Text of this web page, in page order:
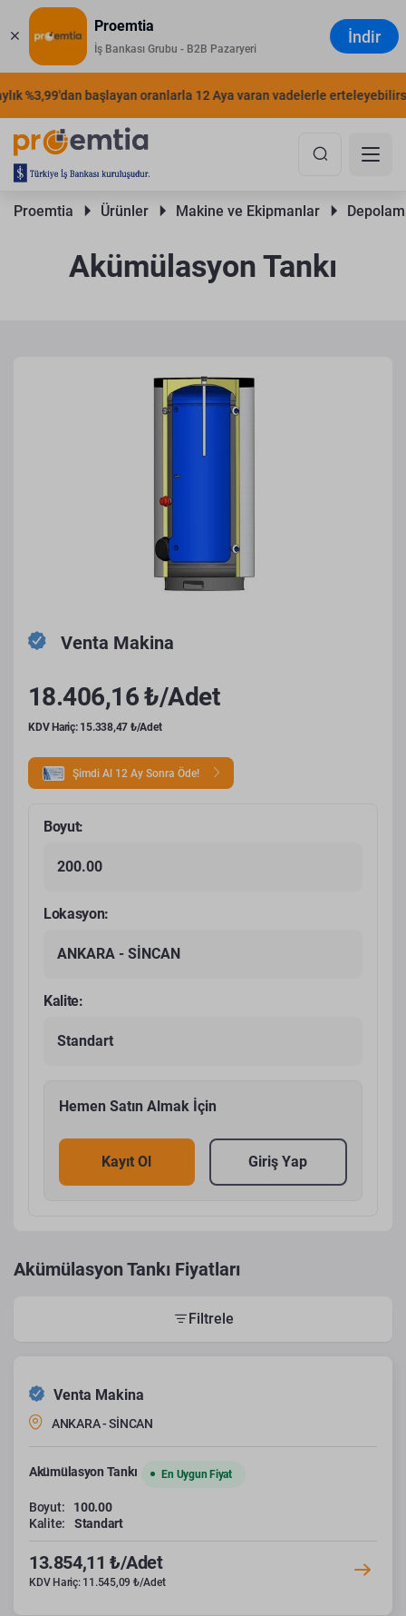
Proemtia
İş Bankası Grubu - B2B Pazaryeri
İndir
%3,99'dan başlayan oranlarla 12 Aya varan vadelerle
Proemtia Ürünler Makine ve Ekipmanlar
Akümülasyon Tankı
Venta Makina
18.406,16 ₺/Adet
KDV Hariç: 15.338,47 ₺/Adet
Şimdi Al 12 Ay Sonra Öde!
Boyut:
200.00
Lokasyon:
ANKARA - SİNCAN
Kalite:
Standart
Hemen Satın Almak İçin
Kayıt Ol Giriş Yap
Akümülasyon Tankı Fiyatları
Filtrele
Venta Makina
ANKARA - SİNCAN
Akümülasyon Tankı En Uygun Fiyat
Boyut:
100.00
Kalite:
Standart
13.854,11 ₺/Adet
KDV Hariç: 11.545,09 ₺/Adet